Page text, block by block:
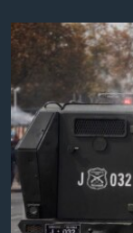
ຊີວິດຊາວລາວ
ຊຸມຊົນຊາວລາວ
ວິທະຍາສາດ-ເທັກໂ
ທຸລະກິດ
ພາສາອັງກິດ
ວີດີໂອ
ສຽງ